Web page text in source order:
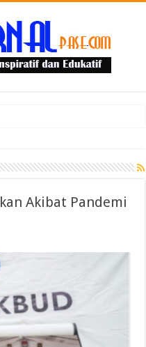
Kacabdin Tekankan Cetak
Akibat Pandemi